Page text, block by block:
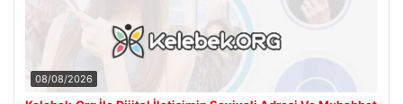
08/08/2026